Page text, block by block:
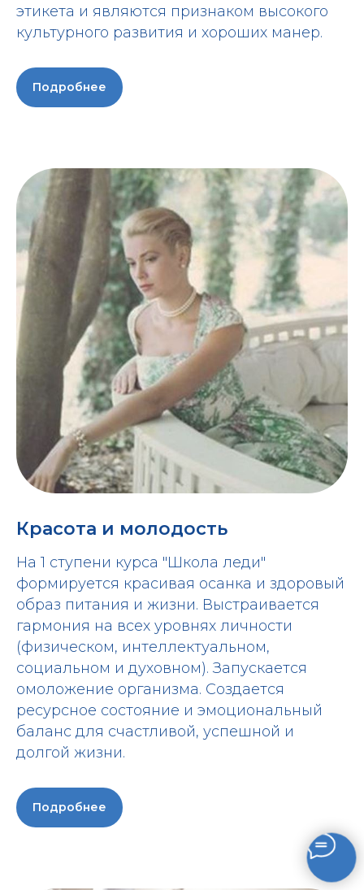
этикета и являются признаком высокого
культурного развития и хороших манер.
Подробнее
Красота и молодость
На 1 ступени курса "Школа леди"
формируется красивая осанка и здоровый
образ питания и жизни. Выстраивается
гармония на всех уровнях личности
(физическом, интеллектуальном,
социальном и духовном). Запускается
омоложение организма. Создается
ресурсное состояние и эмоциональный
баланс для счастливой, успешной и
долгой жизни.
Подробнее